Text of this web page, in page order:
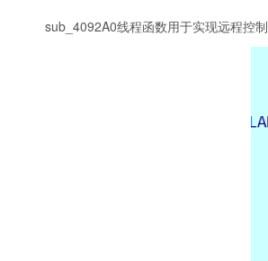
sub_4092A0线程函数用于实现远程控